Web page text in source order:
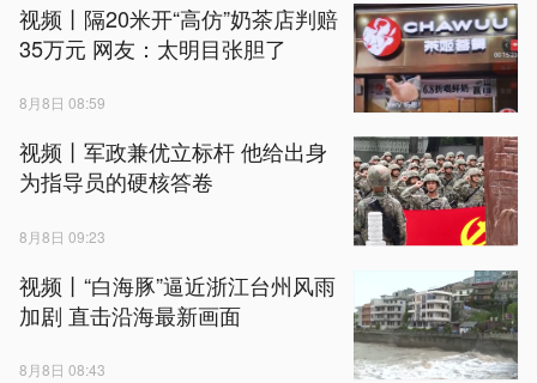
视频丨隔20米开“高仿”奶茶店判赔
35万元 网友：太明目张胆了
8月8日 08:59
视频丨军政兼优立标杆 他给出身
为指导员的硬核答卷
8月8日 09:23
视频丨“白海豚”逼近浙江台州风雨
加剧 直击沿海最新画面
8月8日 08:43